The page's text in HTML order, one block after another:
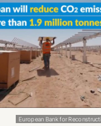
European Bank for